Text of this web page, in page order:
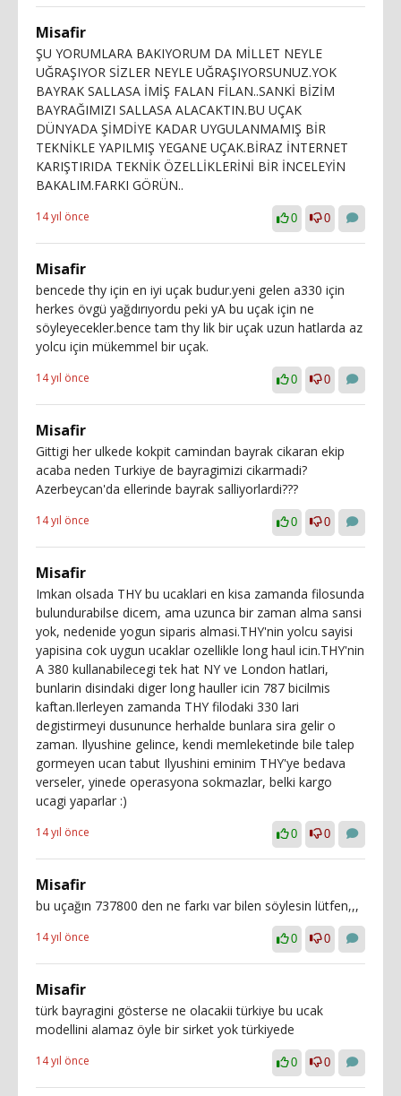
Misafir
ŞU YORUMLARA BAKIYORUM DA MİLLET NEYLE
UĞRAŞIYOR SİZLER NEYLE UĞRAŞIYORSUNUZ.YOK
BAYRAK SALLASA İMİŞ FALAN FİLAN..SANKİ BİZİM
BAYRAĞIMIZI SALLASA ALACAKTIN.BU UÇAK
DÜNYADA ŞİMDİYE KADAR UYGULANMAMIŞ BİR
TEKNİKLE YAPILMIŞ YEGANE UÇAK.BİRAZ İNTERNET
KARIŞTIRIDA TEKNİK ÖZELLİKLERİNİ BİR İNCELEYİN
BAKALIM.FARKI GÖRÜN..
14 yıl önce 0 0
Misafir
bencede thy için en iyi uçak budur.yeni gelen a330 için
herkes övgü yağdırıyordu peki yA bu uçak için ne
söyleyecekler.bence tam thy lik bir uçak uzun hatlarda az
yolcu için mükemmel bir uçak.
14 yıl önce 0 0
Misafir
Gittigi her ulkede kokpit camindan bayrak cikaran ekip
acaba neden Turkiye de bayragimizi cikarmadi?
Azerbeycan'da ellerinde bayrak salliyorlardi???
14 yıl önce 0 0
Misafir
Imkan olsada THY bu ucaklari en kisa zamanda filosunda
bulundurabilse dicem, ama uzunca bir zaman alma sansi
yok, nedenide yogun siparis almasi.THY'nin yolcu sayisi
yapisina cok uygun ucaklar ozellikle long haul icin.THY'nin
A 380 kullanabilecegi tek hat NY ve London hatlari,
bunlarin disindaki diger long hauller icin 787 bicilmis
kaftan.Ilerleyen zamanda THY filodaki 330 lari
degistirmeyi dusununce herhalde bunlara sira gelir o
zaman. Ilyushine gelince, kendi memleketinde bile talep
gormeyen ucan tabut Ilyushini eminim THY'ye bedava
verseler, yinede operasyona sokmazlar, belki kargo
ucagi yaparlar :)
14 yıl önce 0 0
Misafir
bu uçağın 737800 den ne farkı var bilen söylesin lütfen,,,
14 yıl önce 0 0
Misafir
türk bayragini gösterse ne olacakii türkiye bu ucak
modellini alamaz öyle bir sirket yok türkiyede
14 yıl önce 0 0